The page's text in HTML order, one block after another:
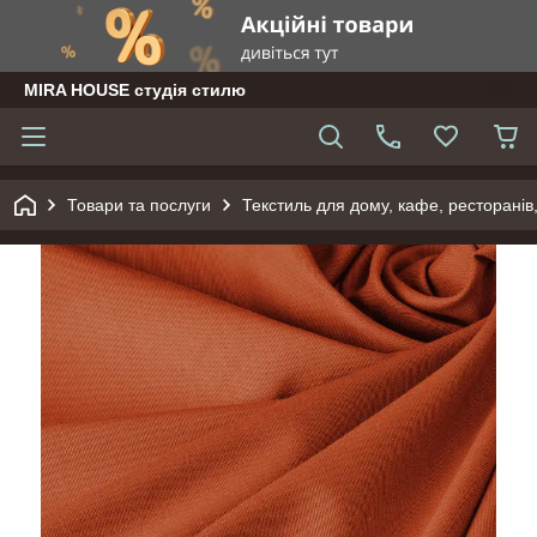
MIRA HOUSE студія стилю
Товари та послуги Текстиль для дому, кафе,